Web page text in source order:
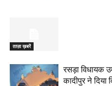
ताज़ा ख़बरें
रसड़ा विधायक
कादीपुर ने दिया